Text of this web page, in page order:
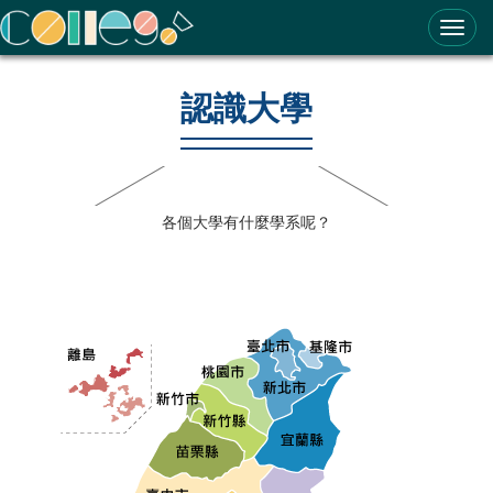
ColleGo! 大學選才與高中育才輔助系統
認識大學
各個大學有什麼學系呢？